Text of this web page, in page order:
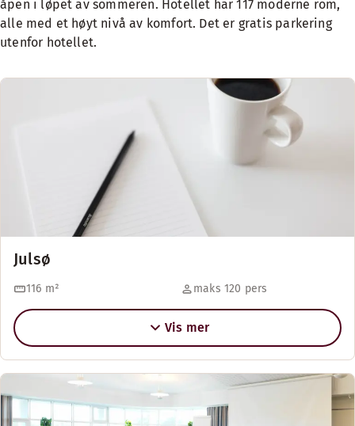
åpen i løpet av sommeren. Hotellet har 117 moderne rom,
alle med et høyt nivå av komfort. Det er gratis parkering
utenfor hotellet.
Julsø
116 m² maks 120 pers
Vis mer